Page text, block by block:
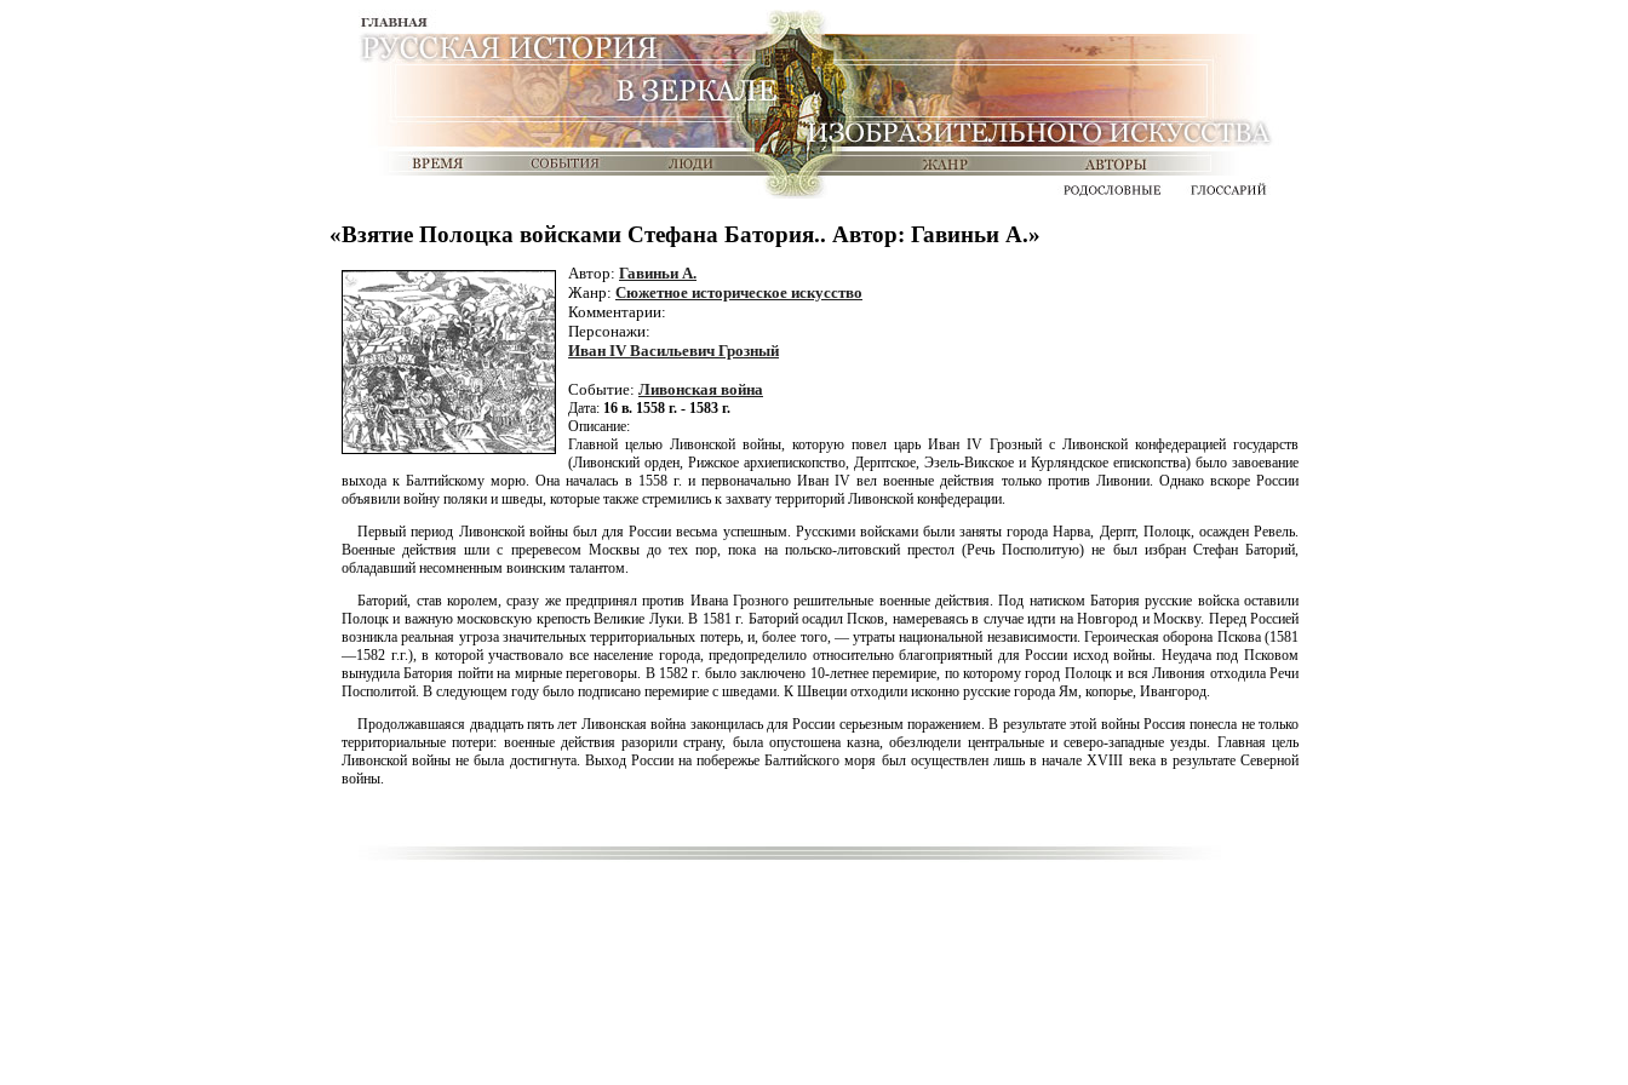
«Взятие Полоцка войсками Стефана Батория.. Автор: Гавиньи А.»
Автор: Гавиньи А.
Жанр: Сюжетное историческое искусство
Комментарии:
Персонажи:
Иван IV Васильевич Грозный
Событие: Ливонская война
Дата: 16 в. 1558 г. - 1583 г.
Описание:
Главной целью Ливонской войны, которую повел царь Иван IV Грозный с Ливонской конфедерацией государств
(Ливонский орден, Рижское архиепископство, Дерптское, Эзель-Викское и Курляндское епископства) было завоевание
выхода к Балтийскому морю. Она началась в 1558 г. и первоначально Иван IV вел военные действия только против Ливонии. Однако вскоре России
объявили войну поляки и шведы, которые также стремились к захвату территорий Ливонской конфедерации.
Первый период Ливонской войны был для России весьма успешным. Русскими войсками были заняты города Нарва, Дерпт, Полоцк, осажден Ревель.
Военные действия шли с преревесом Москвы до тех пор, пока на польско-литовский престол (Речь Посполитую) не был избран Стефан Баторий,
обладавший несомненным воинским талантом.
Баторий, став королем, сразу же предпринял против Ивана Грозного решительные военные действия. Под натиском Батория русские войска оставили
Полоцк и важную московскую крепость Великие Луки. В 1581 г. Баторий осадил Псков, намереваясь в случае идти на Новгород и Москву. Перед Россией
возникла реальная угроза значительных территориальных потерь, и, более того, — утраты национальной независимости. Героическая оборона Пскова (1581
—1582 г.г.), в которой участвовало все население города, предопределило относительно благоприятный для России исход войны. Неудача под Псковом
вынудила Батория пойти на мирные переговоры. В 1582 г. было заключено 10-летнее перемирие, по которому город Полоцк и вся Ливония отходила Речи
Посполитой. В следующем году было подписано перемирие с шведами. К Швеции отходили исконно русские города Ям, копорье, Ивангород.
Продолжавшаяся двадцать пять лет Ливонская война законцилась для России серьезным поражением. В результате этой войны Россия понесла не только
территориальные потери: военные действия разорили страну, была опустошена казна, обезлюдели центральные и северо-западные уезды. Главная цель
Ливонской войны не была достигнута. Выход России на побережье Балтийского моря был осуществлен лишь в начале XVIII века в результате Северной
войны.